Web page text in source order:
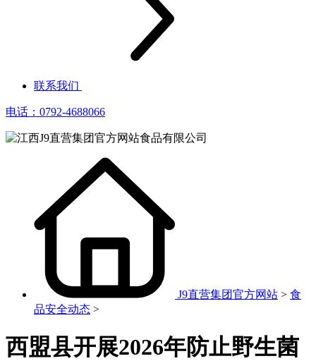
联系我们
电话：0792-4688066
J9直营集团官方网站 > 食
品安全动态 >
西盟县开展2026年防止野生菌